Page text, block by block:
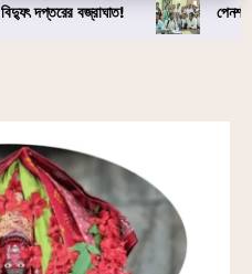
বিদ্যুৎ দপ্তরের বজ্রাঘাত! পেনশন